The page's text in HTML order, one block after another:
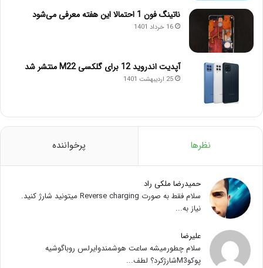
ناتینگ فون 1 احتمالا این هفته معرفی می‌شود
16 خرداد 1401
آپدیت اندروید 12 برای گلکسی M22 منتشر شد
25 اردیبهشت 1401
نظرها پرخواننده
حمیدرضا ملکی راد
سلام فقط به صورت Reverse charging میتونید شارژ کنید.
نیاز به...
علیرضا
سلام چطورمیشه ساعت هوشمندوایرلس روباگوشیه
پوکوM3شارژکرد؟ لطف...